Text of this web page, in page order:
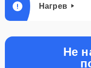
Нагрев
Не